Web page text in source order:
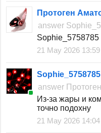
Протоген
answer
Sophie_5758785
21 May 2026 13:59
answer
Из-за жары и
точно подохну
21 May 2026 14:04